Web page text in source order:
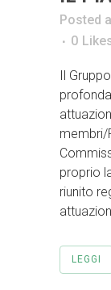
Posted
0
Il
membri/
proprio
riunito
LEGGI